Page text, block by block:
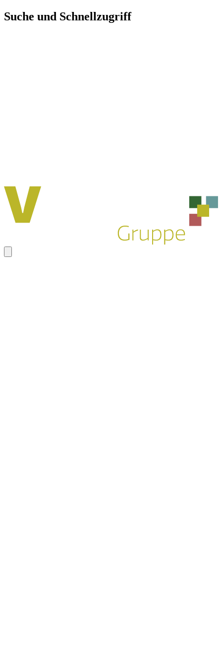
Direkt
zum
Suche und Schnellzugriff